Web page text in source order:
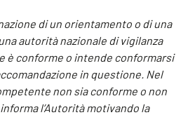
di un orientamento o di una
autorità nazionale di vigilanza
è conforme o intende conformarsi
in questione. Nel
non sia conforme o non
l’Autorità motivando la